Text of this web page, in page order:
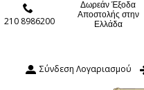
210 8986200
Δωρεάν Έξοδα
Αποστολής στην
Ελλάδα
Σύνδεση Λογαριασμού